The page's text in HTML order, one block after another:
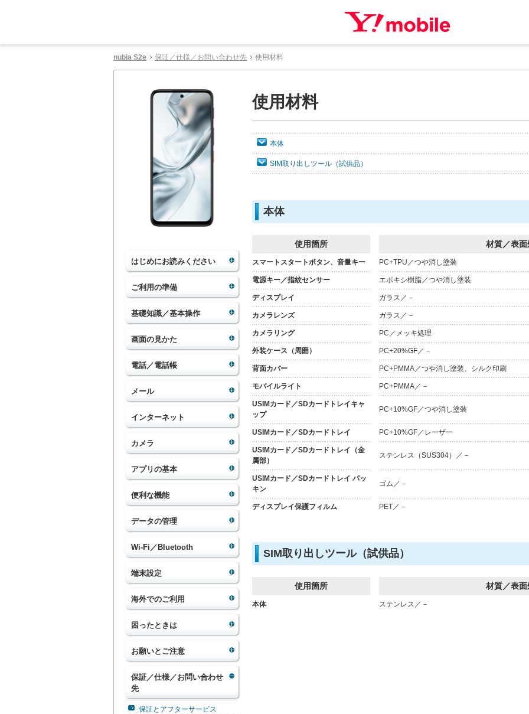
nubia S2e 保証／仕様／お問い合わせ先 使用材料
はじめにお読みください
ご利用の準備
基礎知識／基本操作
画面の見かた
電話／電話帳
メール
インターネット
カメラ
アプリの基本
便利な機能
データの管理
Wi-Fi／Bluetooth
端末設定
海外でのご利用
困ったときは
お願いとご注意
保証／仕様／お問い合わせ
先
保証とアフターサービス
使用材料
本体
SIM取り出しツール（試供品）
本体
使用箇所 材質／表面
スマートスタートボタン、音量キー PC+TPU／つや消し塗装
電源キー／指紋センサー エポキシ樹脂／つや消し塗装
ディスプレイ ガラス／－
カメラレンズ ガラス／－
カメラリング PC／メッキ処理
外装ケース（周囲） PC+20%GF／－
背面カバー PC+PMMA／つや消し塗装、シルク印刷
モバイルライト PC+PMMA／－
USIMカード／SDカードトレイキャ
ップ
PC+10%GF／つや消し塗装
USIMカード／SDカードトレイ PC+10%GF／レーザー
USIMカード／SDカードトレイ（金
属部）
ステンレス（SUS304）／－
USIMカード／SDカードトレイ パッ
キン
ゴム／－
ディスプレイ保護フィルム PET／－
SIM取り出しツール（試供品）
使用箇所 材質／表面
本体 ステンレス／－